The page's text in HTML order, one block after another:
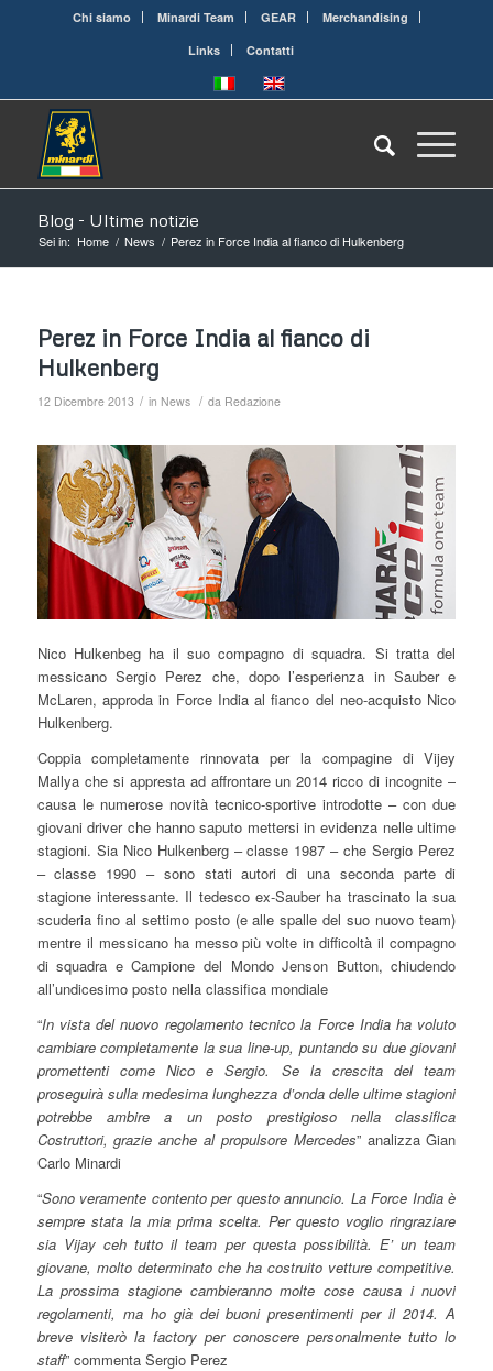
Chi siamo Minardi Team GEAR
Merchandising
Links
Contatti
Blog - Ultime notizie
Sei in: Home / News / Perez in Force India al fianco di Hulkenberg
Perez in Force India al fianco di
Hulkenberg
12 Dicembre 2013 / in News / da Redazione
Nico Hulkenbeg ha il suo compagno di squadra. Si tratta del
messicano Sergio Perez che, dopo l’esperienza in Sauber e
McLaren, approda in Force India al fianco del neo-acquisto Nico
Hulkenberg.
Coppia completamente rinnovata per la compagine di Vijey
Mallya che si appresta ad affrontare un 2014 ricco di incognite –
causa le numerose novità tecnico-sportive introdotte – con due
giovani driver che hanno saputo mettersi in evidenza nelle ultime
stagioni. Sia Nico Hulkenberg – classe 1987 – che Sergio Perez
– classe 1990 – sono stati autori di una seconda parte di
stagione interessante. Il tedesco ex-Sauber ha trascinato la sua
scuderia fino al settimo posto (e alle spalle del suo nuovo team)
mentre il messicano ha messo più volte in difficoltà il compagno
di squadra e Campione del Mondo Jenson Button, chiudendo
all’undicesimo posto nella classifica mondiale
“In vista del nuovo regolamento tecnico la Force India ha voluto
cambiare completamente la sua line-up, puntando su due giovani
promettenti come Nico e Sergio. Se la crescita del team
proseguirà sulla medesima lunghezza d’onda delle ultime stagioni
potrebbe ambire a un posto prestigioso nella classifica
Costruttori, grazie anche al propulsore Mercedes” analizza Gian
Carlo Minardi
“Sono veramente contento per questo annuncio. La Force India è
sempre stata la mia prima scelta. Per questo voglio ringraziare
sia Vijay ceh tutto il team per questa possibilità. E’ un team
giovane, molto determinato che ha costruito vetture competitive.
La prossima stagione cambieranno molte cose causa i nuovi
regolamenti, ma ho già dei buoni presentimenti per il 2014. A
breve visiterò la factory per conoscere personalmente tutto lo
staff” commenta Sergio Perez